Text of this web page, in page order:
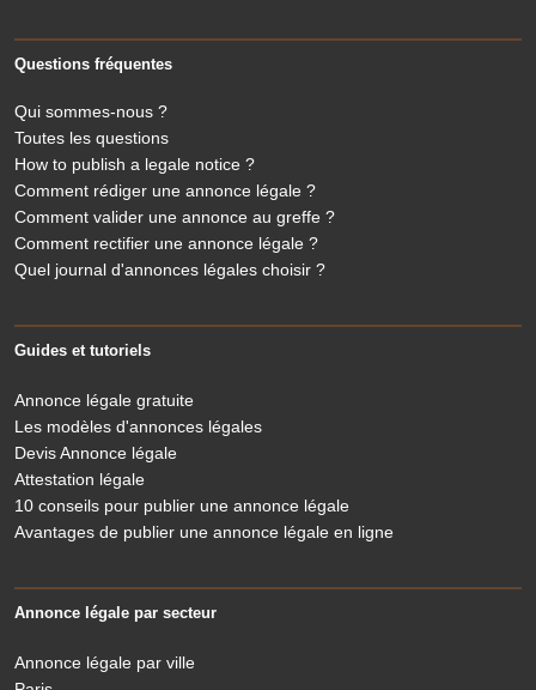
Questions fréquentes
Qui sommes-nous ?
Toutes les questions
How to publish a legale notice ?
Comment rédiger une annonce légale ?
Comment valider une annonce au greffe ?
Comment rectifier une annonce légale ?
Quel journal d'annonces légales choisir ?
Guides et tutoriels
Annonce légale gratuite
Les modèles d'annonces légales
Devis Annonce légale
Attestation légale
10 conseils pour publier une annonce légale
Avantages de publier une annonce légale en ligne
Annonce légale par secteur
Annonce légale par ville